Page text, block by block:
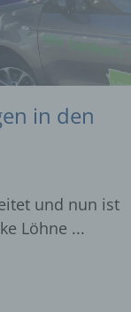
in den
und nun ist
Löhne